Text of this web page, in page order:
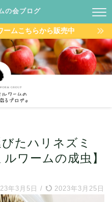
の会ブログ
ームこちらから販売中
たハリネズミ
ワームの成虫】
年3月5日 / 2023年3月25日